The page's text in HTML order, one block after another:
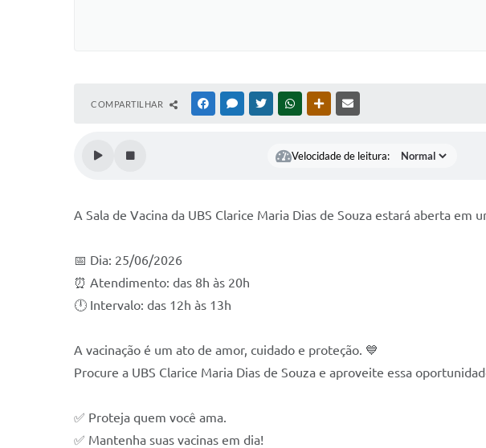
COMPARTILHAR FACEBOOKMESSENGER
TWITTERWHATSAPPOUTRAS MÍDIAS
Velocidade de leitura:
A Sala de Vacina da UBS Clarice Maria Dias de Souza estará aberta
📅 Dia: 25/06/2026
⏰ Atendimento: das 8h às 20h
🕛 Intervalo: das 12h às 13h
A vacinação é um ato de amor, cuidado e proteção. 💙
Procure a UBS Clarice Maria Dias de Souza e aproveite essa
✅ Proteja quem você ama.
✅ Mantenha suas vacinas em dia!